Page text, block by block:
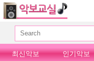
최신악보 인기악보